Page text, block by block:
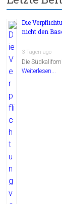
Die
nicht den
Die
Weiterlesen...